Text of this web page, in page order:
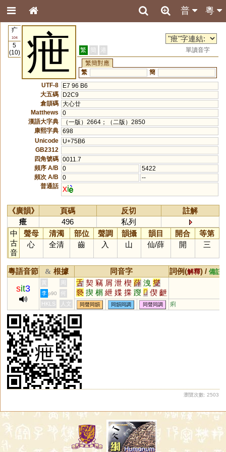
粵
普
疒
104
5
(10)
疶 繁 簡 港
單讀音字
繁簡對應
繁
簡
UTF-8
E7 96 B6
大五碼
D2C9
倉頡碼 大心廿
Matthews
0
漢語大字典
（一版）2664；（二版）2850
康熙字典 698
Unicode
U+75B6
GB2312
四角號碼 0011.7
頻序 A/B
0
5422
頻次 A/B
0
--
普通話 xi
《廣韻》 頁碼 反切
註解
疶
496
私列
中
古
音
聲母 清濁 部位 聲調 韻攝 韻目 開合
等第
心
全清 齒 入 山 仙/薛 開 三
粵語音節 & 根據 同音字 詞例(解釋) / 備註
sit3
黃 周 舌 契 竊 屑 泄 楔 薛 洩 燮
褻 揳 榍 紲 媟 揲 躞 𤏻 偰 齛
齥 僁 躠 嶭 屧 靾 伳 渫 絏
李 p90
何
HKLS
人文 同聲同韻 同韻同調 同聲同調 痢
瀏覽次數: 2503